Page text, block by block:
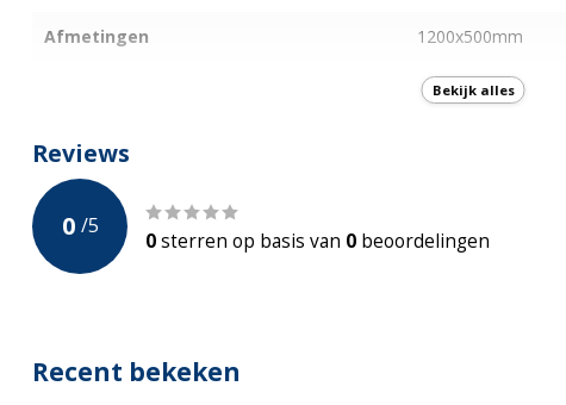
Afmetingen 1200x500mm
593
Incl. montagebeugels
Incl. Radiatorkraan
Garantie
Bekijk alles
Reviews
0 /5
0sterren op basis van 0 beoordelingen
Recent bekeken